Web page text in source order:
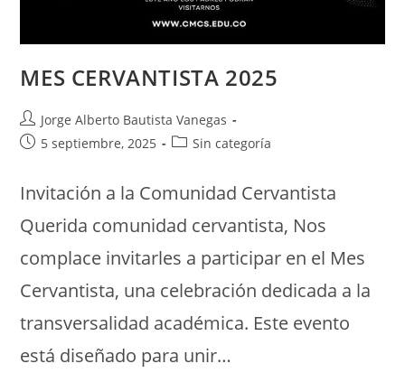
MES CERVANTISTA 2025
Jorge Alberto Bautista Vanegas
5 septiembre, 2025
Sin categoría
Invitación a la Comunidad Cervantista
Querida comunidad cervantista, Nos
complace invitarles a participar en el Mes
Cervantista, una celebración dedicada a la
transversalidad académica. Este evento
está diseñado para unir…